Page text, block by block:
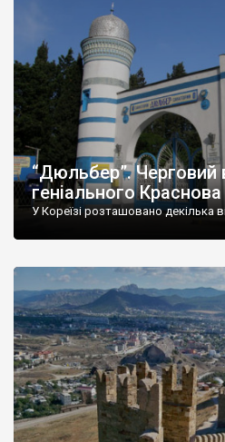
“Дюльбер”. Черговий
геніального Краснова
У Кореїзі розташовано декілька